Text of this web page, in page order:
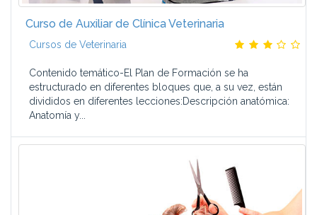
Curso de Auxiliar de Clínica Veterinaria
Cursos de Veterinaria
Contenido temático-El Plan de Formación se ha
estructurado en diferentes bloques que, a su vez, están
divididos en diferentes lecciones:Descripción anatómica:
Anatomía y...